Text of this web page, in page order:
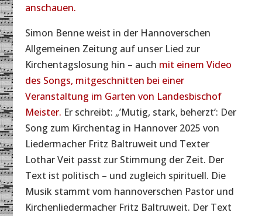
anschauen.
Simon Benne weist in der Hannoverschen
Allgemeinen Zeitung auf unser Lied zur
Kirchentagslosung hin – auch mit einem Video
des Songs, mitgeschnitten bei einer
Veranstaltung im Garten von Landesbischof
Meister. Er schreibt: „’Mutig, stark, beherzt‘: Der
Song zum Kirchentag in Hannover 2025 von
Liedermacher Fritz Baltruweit und Texter
Lothar Veit passt zur Stimmung der Zeit. Der
Text ist politisch – und zugleich spirituell. Die
Musik stammt vom hannoverschen Pastor und
Kirchenliedermacher Fritz Baltruweit. Der Text